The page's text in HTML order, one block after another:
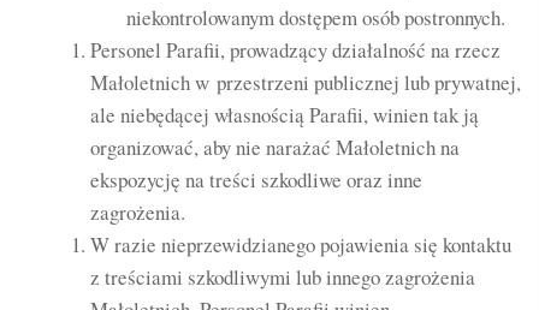
niekontrolowanym dostępem osób postronnych.
Personel Parafii, prowadzący działalność na rzecz
Małoletnich w przestrzeni publicznej lub prywatnej,
ale niebędącej własnością Parafii, winien tak ją
organizować, aby nie narażać Małoletnich na
ekspozycję na treści szkodliwe oraz inne
zagrożenia.
W razie nieprzewidzianego pojawienia się kontaktu
z treściami szkodliwymi lub innego zagrożenia